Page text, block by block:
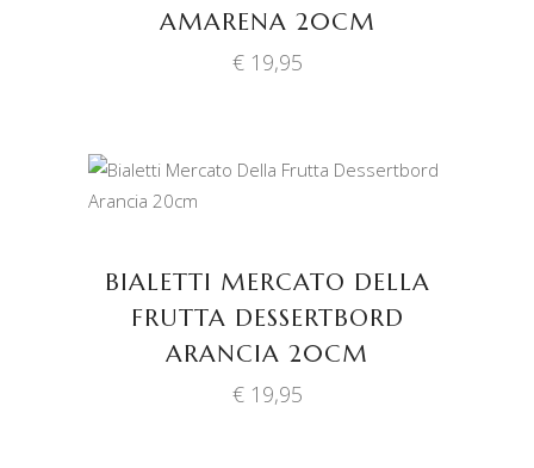
AMARENA 20CM
€19,95
BIALETTI MERCATO DELLA
FRUTTA DESSERTBORD
ARANCIA 20CM
€19,95